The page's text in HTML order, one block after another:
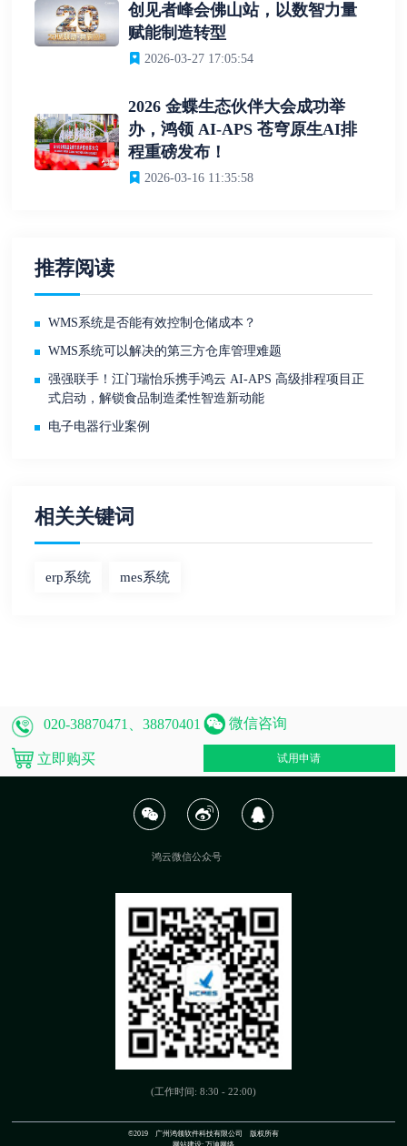
创见者峰会佛山站，以数智力量
赋能制造转型
2026-03-27 17:05:54
2026 金蝶生态伙伴大会成功举
办，鸿领 AI-APS 苍穹原生AI排
程重磅发布！
2026-03-16 11:35:58
推荐阅读
WMS系统是否能有效控制仓储成本？
WMS系统可以解决的第三方仓库管理难题
强强联手！江门瑞怡乐携手鸿云 AI-APS 高级排程项目正
式启动，解锁食品制造柔性智造新动能
电子电器行业案例
相关关键词
erp系统 mes系统
020-38870471、38870401 微信咨询
立即购买 试用申请
鸿云微信公众号
(工作时间: 8:30 - 22:00)
©2019 广州鸿领软件科技有限公司 版权所有